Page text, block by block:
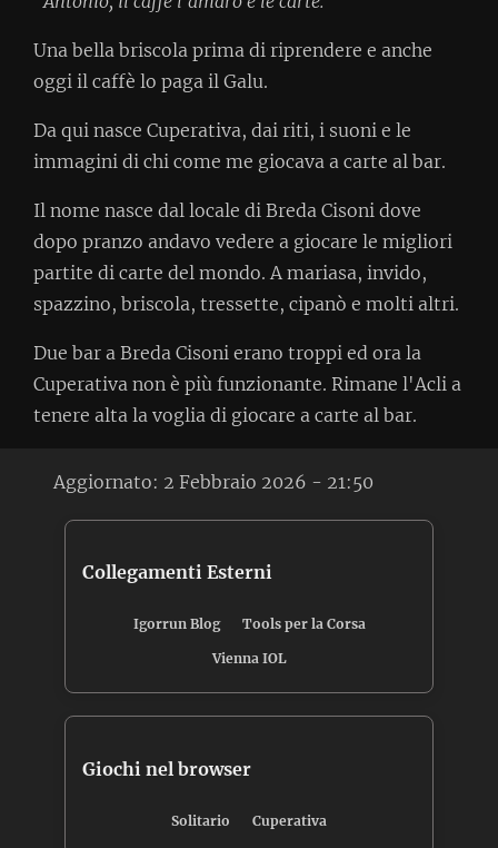
Una bella briscola prima di riprendere e anche
oggi il caffè lo paga il Galu.
Da qui nasce Cuperativa, dai riti, i suoni e le
immagini di chi come me giocava a carte al bar.
Il nome nasce dal locale di Breda Cisoni dove
dopo pranzo andavo vedere a giocare le migliori
partite di carte del mondo. A mariasa, invido,
spazzino, briscola, tressette, cipanò e molti altri.
Due bar a Breda Cisoni erano troppi ed ora la
Cuperativa non è più funzionante. Rimane l'Acli a
tenere alta la voglia di giocare a carte al bar.
Aggiornato: 2 Febbraio 2026 - 21:50
Collegamenti Esterni
Igorrun Blog Tools per la Corsa
Vienna IOL
Giochi nel browser
Solitario Cuperativa